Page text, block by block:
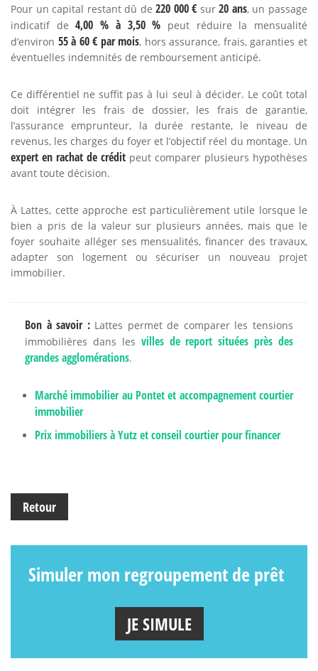
Pour un capital restant dû de220 000 € sur20 ans, un passage
indicatif de4,00 % à 3,50 % peut réduire la mensualité
d’environ 55 à 60 € par mois, hors assurance, frais, garanties et
éventuelles indemnités de remboursement anticipé.
Ce différentiel ne suffit pas à lui seul à décider. Le coût total
doit intégrer les frais de dossier, les frais de garantie,
l’assurance emprunteur, la durée restante, le niveau de
revenus, les charges du foyer et l’objectif réel du montage. Un
expert en rachat de crédit peut comparer plusieurs hypothèses
avant toute décision.
À Lattes, cette approche est particulièrement utile lorsque le
bien a pris de la valeur sur plusieurs années, mais que le
foyer souhaite alléger ses mensualités, financer des travaux,
adapter son logement ou sécuriser un nouveau projet
immobilier.
Bon à savoir :Lattes permet de comparer les tensions
immobilières dans les villes de report situées près des
grandes agglomérations.
Marché immobilier au Pontet et accompagnement courtier
immobilier
Prix immobiliers à Yutz et conseil courtier pour financer
Retour
Simuler mon regroupement de prêt
JE SIMULE